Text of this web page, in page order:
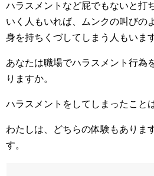
ハラスメントなど屁でもないと打
いく人もいれば、ムンクの叫びの
身を持ちくづしてしまう人もいます
あなたは職場でハラスメント行為
りますか。
ハラスメントをしてしまったこと
わたしは、どちらの体験もありま
す。